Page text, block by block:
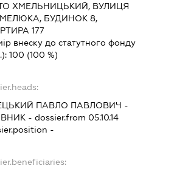
ХМЕЛЬНИЦЬКИЙ, ВУЛИЦЯ
БУДИНОК 8,
177
внеску до статутного фонду
100 (100 %)
ПАВЛО ПАВЛОВИЧ -
- dossier.from 05.10.14
-